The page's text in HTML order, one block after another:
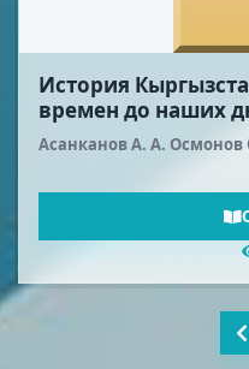
Кыргыз
эпостор ж-а
Ибраимов К. • 2004